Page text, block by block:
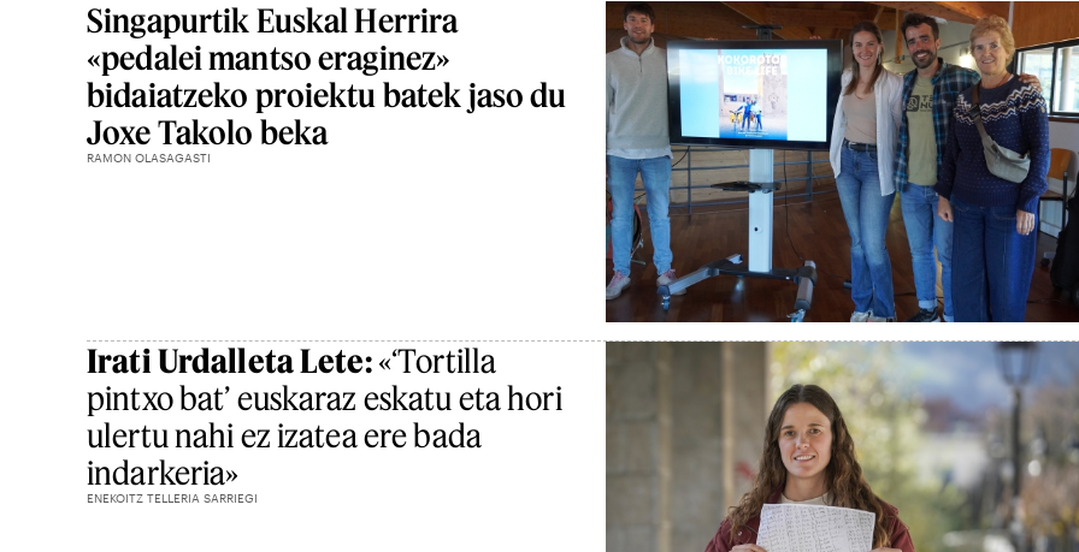
Singapurtik Euskal Herrira
«pedalei mantso eraginez»
bidaiatzeko proiektu batek jaso du
Joxe Takolo beka
RAMON OLASAGASTI
Irati Urdalleta Lete:«‘Tortilla
pintxo bat’ euskaraz eskatu eta hori
ulertu nahi ez izatea ere bada
indarkeria»
ENEKOITZ TELLERIA SARRIEGI